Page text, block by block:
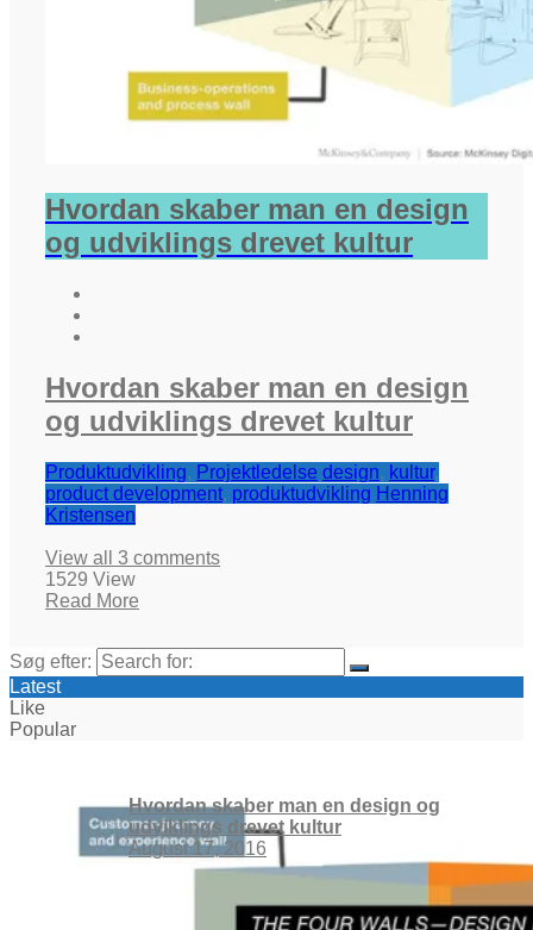
Hvordan skaber man en design
og udviklings drevet kultur
Hvordan skaber man en design
og udviklings drevet kultur
Produktudvikling, Projektledelse design, kultur,
product development, produktudvikling Henning
Kristensen
View all 3 comments
1529 View
Read More
Søg efter:
Latest
Like
Popular
Hvordan skaber man en design og
udviklings drevet kultur
August 17, 2016